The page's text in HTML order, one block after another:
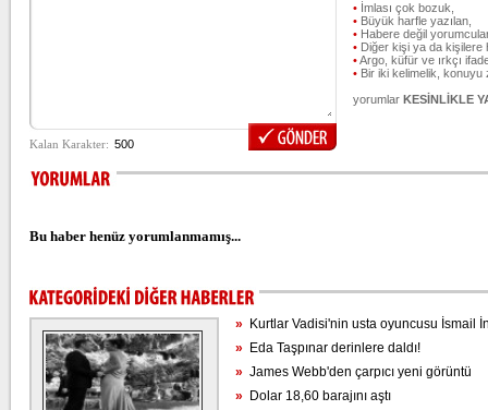
• İmlası çok bozuk,
• Büyük harfle yazılan,
• Habere değil
• Diğer kişi ya da kişilere
•Argo, küfür ve ırkçı
• Bir iki kelimelik, konuyu
yorumlar KESİNLİKLE
Bu haber henüz yorumlanmamış...
» Kurtlar Vadisi'nin usta oyuncusu İsmail
» Eda Taşpınar derinlere daldı!
» James Webb'den çarpıcı yeni görüntü
» Dolar 18,60 barajını aştı